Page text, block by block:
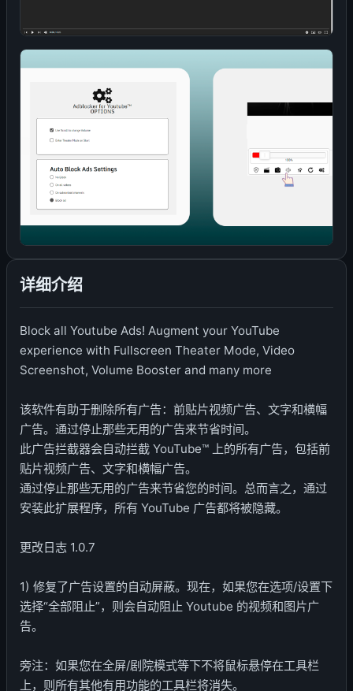
详细介绍
Block all Youtube Ads! Augment your YouTube
experience with Fullscreen Theater Mode, Video
Screenshot, Volume Booster and many more
该软件有助于删除所有广告：前贴片视频广告、文字和横幅
广告。通过停止那些无用的广告来节省时间。
此广告拦截器会自动拦截 YouTube™ 上的所有广告，包括前
贴片视频广告、文字和横幅广告。
通过停止那些无用的广告来节省您的时间。总而言之，通过
安装此扩展程序，所有 YouTube 广告都将被隐藏。
更改日志 1.0.7
1) 修复了广告设置的自动屏蔽。现在，如果您在选项/设置下
选择“全部阻止”，则会自动阻止 Youtube 的视频和图片广
告。
旁注：如果您在全屏/剧院模式等下不将鼠标悬停在工具栏
上，则所有其他有用功能的工具栏将消失。